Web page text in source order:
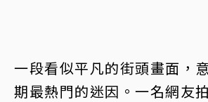
一段看似平凡的街頭畫面，
期最熱門的迷因。一名網友